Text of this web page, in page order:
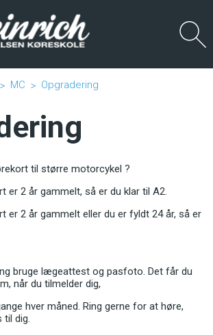
MC Opgradering
til større motorcykel ?
er 2 år gammelt, så er du klar til A2.
er 2 år gammelt eller du er fyldt 24 år, så er
bruge lægeattest og pasfoto. Det får du
når du tilmelder dig,
hver måned. Ring gerne for at høre,
til dig.